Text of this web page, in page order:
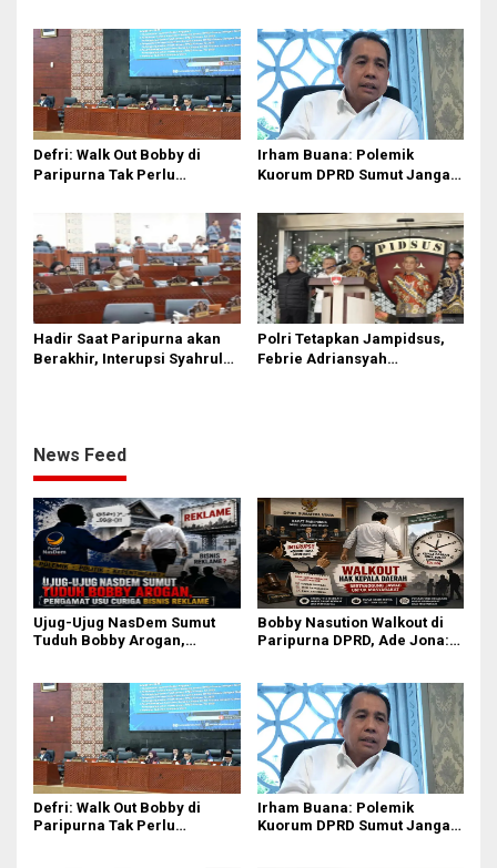
Reklame
Boleh Terbuang Sia-sia
Defri: Walk Out Bobby di
Paripurna Tak Perlu
Kourum
Irham Buana: Polemik
Kuorum DPRD Sumut Jangan
Internal
Hadir Saat Paripurna akan
Berakhir, Interupsi Syahrul
Polri Tetapkan Jampidsus,
Febrie Adriansyah
News Feed
Ujug-Ujug NasDem Sumut
Tuduh Bobby Arogan,
Bobby Nasution Walkout di
Paripurna DPRD, Ade Jona:
Defri: Walk Out Bobby di
Paripurna Tak Perlu
Irham Buana: Polemik
Kuorum DPRD Sumut Jangan